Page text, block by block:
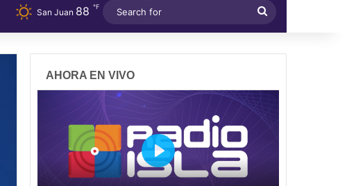
San Juan 88 ℉
for
AHORA EN VIVO
P
l